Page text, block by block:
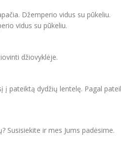
Džemperio vidus su pūkeliu.
vidus su pūkeliu.
džiovyklėje.
dydžių lentelę. Pagal
Susisiekite ir mes Jums padėsime.